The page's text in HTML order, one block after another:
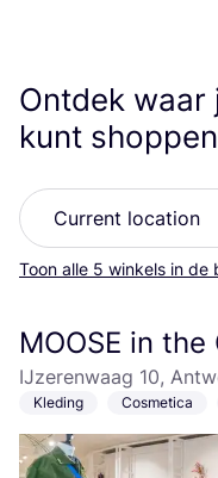
Ontdek waar
kunt shoppen
Toon alle 5 winkels in de
MOOSE in the
IJzerenwaag 10,
Kleding Cosmetica